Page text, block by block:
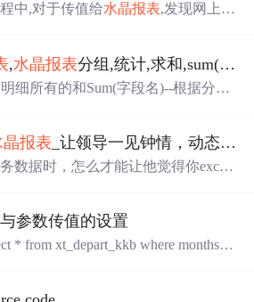
中,对于传值给水晶报表,发现网上很
那么怎样才能让水晶报表只显示用户
给水晶报表传值的问题.解决这个问
,水晶报表分组,统计,求和,sum()函数使用
细所有的和Sum(字段名)--根据分组
语法和 Crystal 语法。重载
晶报表 _让领导一见钟情，动态Excel报表来了
数据时，怎么才能让他觉得你excel
很简单。一个公式就可以搞定！设
每个月的利润表放在一个excel工作
公式在...
与参数传值的设置
* from xt_depart_kkb where months='"